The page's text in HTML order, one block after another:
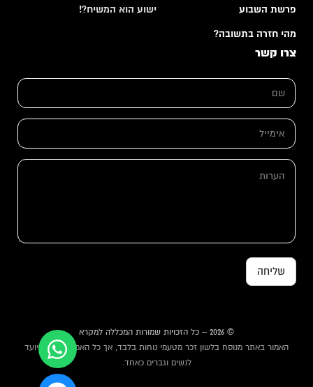
פרשת השבוע
מהי חזרה בתשובה?
ישוע הוא המשיח?!
צרו קשר
ם
ע
ר
ת
ם
ש
*
א
מ
י
ה
שליחה
© 2026 – כל הזכויות שמורות המכללה למקרא
האמור באתר מנוסח בלשון זכר מטעמי נוחות בלבד, אך כל האמור באתר מיועד
לנשים וגברים כאחד.